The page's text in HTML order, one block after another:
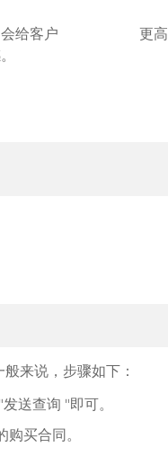
给客户
更
来说，步骤如下：
送查询 "即可。
买合同。